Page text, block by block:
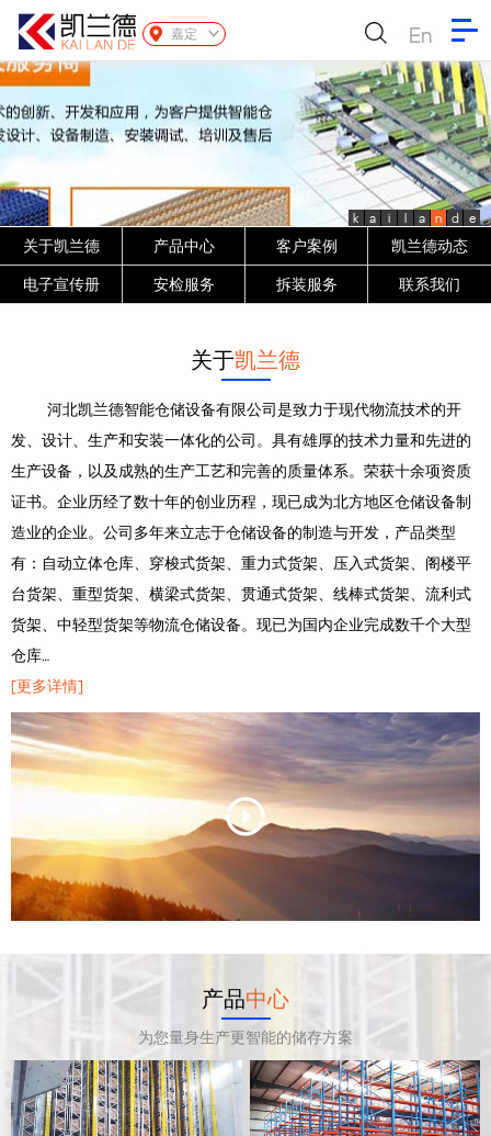
嘉定 En
k a i l a n d e
关于凯兰德 产品中心 客户案例 凯兰德动态
电子宣传册 安检服务 拆装服务 联系我们
关于凯兰德
河北凯兰德智能仓储设备有限公司是致力于现代物流技术的开
发、设计、生产和安装一体化的公司。具有雄厚的技术力量和先进的
生产设备，以及成熟的生产工艺和完善的质量体系。荣获十余项资质
证书。企业历经了数十年的创业历程，现已成为北方地区仓储设备制
造业的企业。公司多年来立志于仓储设备的制造与开发，产品类型
有：自动立体仓库、穿梭式货架、重力式货架、压入式货架、阁楼平
台货架、重型货架、横梁式货架、贯通式货架、线棒式货架、流利式
货架、中轻型货架等物流仓储设备。现已为国内企业完成数千个大型
仓库…
[更多详情]
产品中心
为您量身生产更智能的储存方案